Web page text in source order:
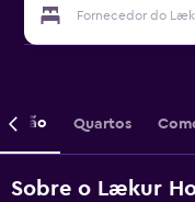
Fornecedor do
Quartos
Sobre o Lækur